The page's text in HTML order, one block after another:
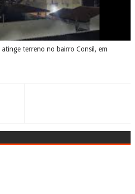
terreno no bairro Consil, em